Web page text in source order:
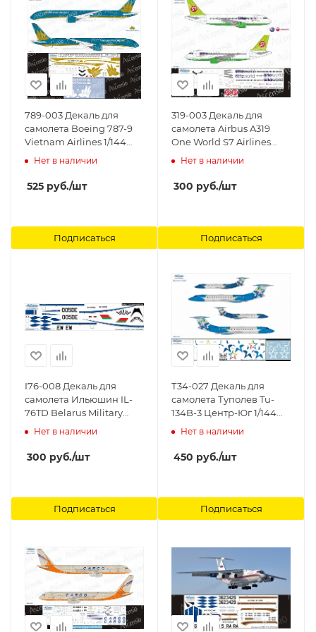
789-003 Декаль для
самолета Boeing 787-9
Vietnam Airlines 1/144
Ascensio
Нет в наличии
525 руб./шт
Подписаться
319-003 Декаль для
самолета Airbus A319
One World S7 Airlines
1/144 Ascensio
Нет в наличии
300 руб./шт
Подписаться
I76-008 Декаль для
самолета Ильюшин IL-
76TD Belarus Military
Transport (EW-005DE)
Нет в наличии
300 руб./шт
Подписаться
Т34-027 Декаль для
самолета Туполев Tu-
134B-3 Центр-Юг 1/144
Ascensio
Нет в наличии
450 руб./шт
Подписаться